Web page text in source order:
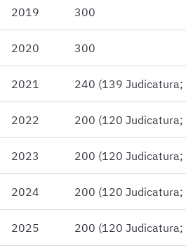
2019 300
2020 300
2021 240 (139 Judicatura;
2022 200 (120 Judicatura;
2023 200 (120 Judicatura;
2024 200 (120 Judicatura;
2025 200 (120 Judicatura;